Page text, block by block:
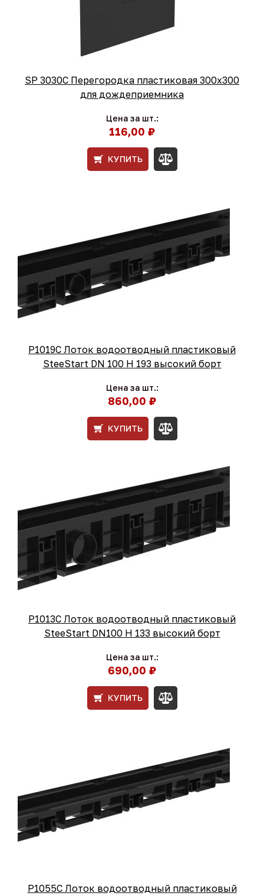
SP 3030C Перегородка пластиковая 300х300
для дождеприемника
Цена за шт.:
116,00 ₽
КУПИТЬ
Р1019С Лоток водоотводный пластиковый
SteeStart DN 100 H 193 высокий борт
Цена за шт.:
860,00 ₽
КУПИТЬ
Р1013С Лоток водоотводный пластиковый
SteeStart DN100 H 133 высокий борт
Цена за шт.:
690,00 ₽
КУПИТЬ
Р1055С Лоток водоотводный пластиковый